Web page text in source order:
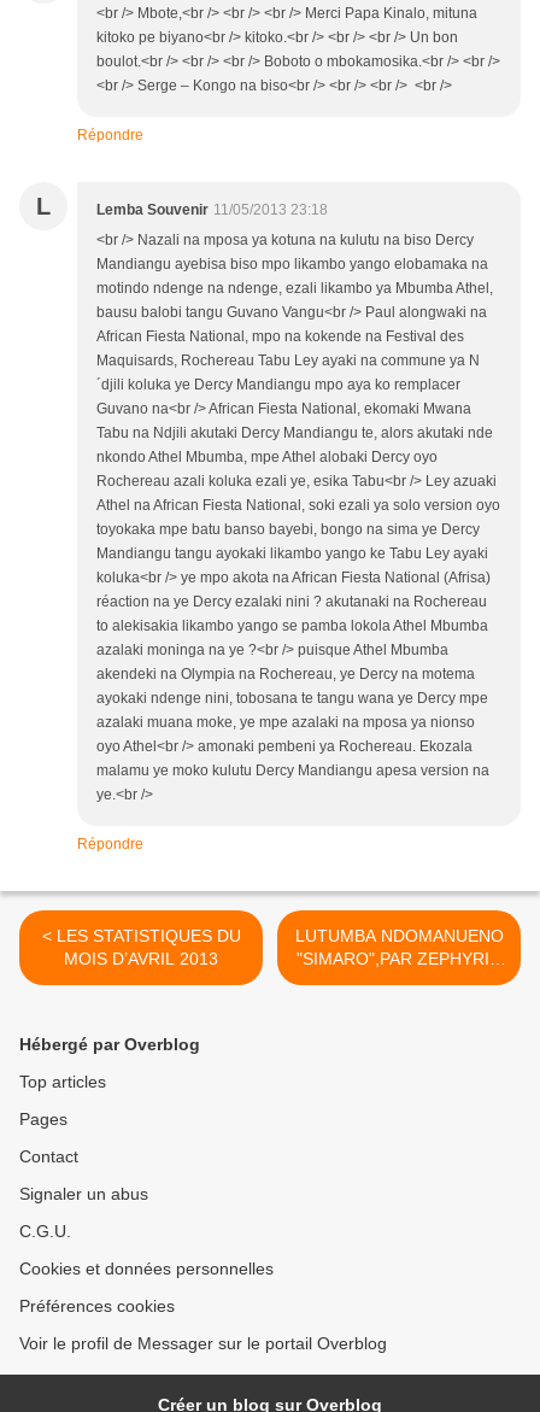
<br /> Mbote,<br /> <br /> <br /> Merci Papa Kinalo, mituna
kitoko pe biyano<br /> kitoko.<br /> <br /> <br /> Un bon
boulot.<br /> <br /> <br /> Boboto o mbokamosika.<br /> <br />
<br /> Serge – Kongo na biso<br /> <br /> <br /> <br />
Répondre
L Lemba Souvenir 11/05/2013 23:18
<br /> Nazali na mposa ya kotuna na kulutu na biso Dercy
Mandiangu ayebisa biso mpo likambo yango elobamaka na
motindo ndenge na ndenge, ezali likambo ya Mbumba Athel,
bausu balobi tangu Guvano Vangu<br /> Paul alongwaki na
African Fiesta National, mpo na kokende na Festival des
Maquisards, Rochereau Tabu Ley ayaki na commune ya N
´djili koluka ye Dercy Mandiangu mpo aya ko remplacer
Guvano na<br /> African Fiesta National, ekomaki Mwana
Tabu na Ndjili akutaki Dercy Mandiangu te, alors akutaki nde
nkondo Athel Mbumba, mpe Athel alobaki Dercy oyo
Rochereau azali koluka ezali ye, esika Tabu<br /> Ley azuaki
Athel na African Fiesta National, soki ezali ya solo version oyo
toyokaka mpe batu banso bayebi, bongo na sima ye Dercy
Mandiangu tangu ayokaki likambo yango ke Tabu Ley ayaki
koluka<br /> ye mpo akota na African Fiesta National (Afrisa)
réaction na ye Dercy ezalaki nini ? akutanaki na Rochereau
to alekisakia likambo yango se pamba lokola Athel Mbumba
azalaki moninga na ye ?<br /> puisque Athel Mbumba
akendeki na Olympia na Rochereau, ye Dercy na motema
ayokaki ndenge nini, tobosana te tangu wana ye Dercy mpe
azalaki muana moke, ye mpe azalaki na mposa ya nionso
oyo Athel<br /> amonaki pembeni ya Rochereau. Ekozala
malamu ye moko kulutu Dercy Mandiangu apesa version na
ye.<br />
Répondre
< LES STATISTIQUES DU
MOIS D’AVRIL 2013
LUTUMBA NDOMANUENO
"SIMARO",PAR ZEPHYRIN
KIRIKA >
Hébergé par Overblog
Top articles
Pages
Contact
Signaler un abus
C.G.U.
Cookies et données personnelles
Préférences cookies
Voir le profil de Messager sur le portail Overblog
Créer un blog sur Overblog